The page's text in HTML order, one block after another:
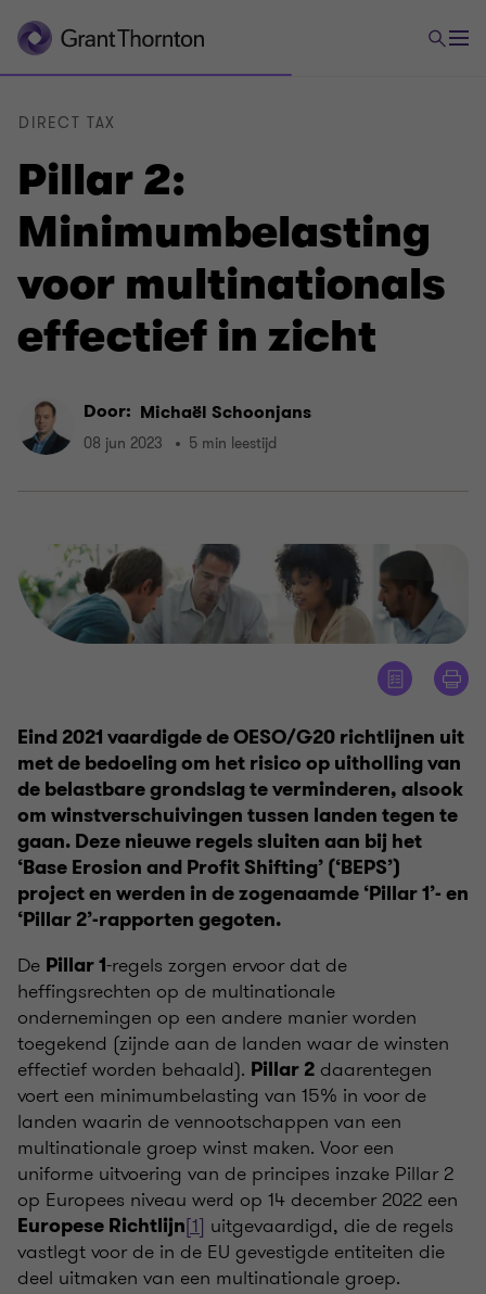
Pillar 2:
Minimumbelasting
voor multinationals
effectief in zicht
DIRECT TAX
Door: Michaël Schoonjans
08 jun 2023 5 min leestijd
Eind 2021 vaardigde de OESO/G20 richtlijnen uit
met de bedoeling om het risico op uitholling van
de belastbare grondslag te verminderen, alsook
om winstverschuivingen tussen landen tegen te
gaan. Deze nieuwe regels sluiten aan bij het
‘Base Erosion and Profit Shifting’ (‘BEPS’)
project en werden in de zogenaamde ‘Pillar 1’- en
‘Pillar 2’-rapporten gegoten.
De Pillar 1-regels zorgen ervoor dat de
heffingsrechten op de multinationale
ondernemingen op een andere manier worden
toegekend (zijnde aan de landen waar de winsten
effectief worden behaald). Pillar 2 daarentegen
voert een minimumbelasting van 15% in voor de
landen waarin de vennootschappen van een
multinationale groep winst maken. Voor een
uniforme uitvoering van de principes inzake Pillar 2
op Europees niveau werd op 14 december 2022 een
Europese Richtlijn[1] uitgevaardigd, die de regels
vastlegt voor de in de EU gevestigde entiteiten die
deel uitmaken van een multinationale groep.